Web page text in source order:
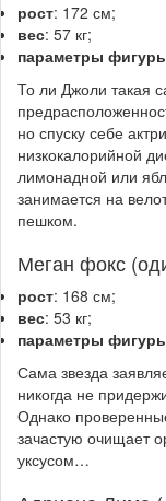
рост: 172 см;
вес: 57 кг;
параметры
То ли Джоли такая
но спуску себе
низкокалорийной
лимонадной или
занимается на
пешком.
Меган фокс
рост: 168 см;
вес: 53 кг;
параметры
Сама звезда
никогда не
Однако
зачастую очищает
уксусом…